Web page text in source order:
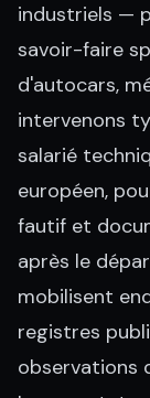
industriels —
savoir-faire
d'autocars,
intervenons
salarié
européen,
fautif et
après le
mobilisent
registres
observations